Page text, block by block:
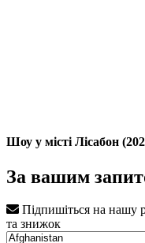
Шоу у місті Лісабон
За вашим
Підпишіться на нашу
та знижок